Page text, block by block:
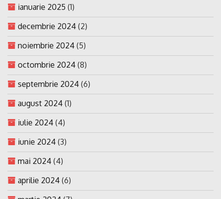
ianuarie 2025 (1)
decembrie 2024 (2)
noiembrie 2024 (5)
octombrie 2024 (8)
septembrie 2024 (6)
august 2024 (1)
iulie 2024 (4)
iunie 2024 (3)
mai 2024 (4)
aprilie 2024 (6)